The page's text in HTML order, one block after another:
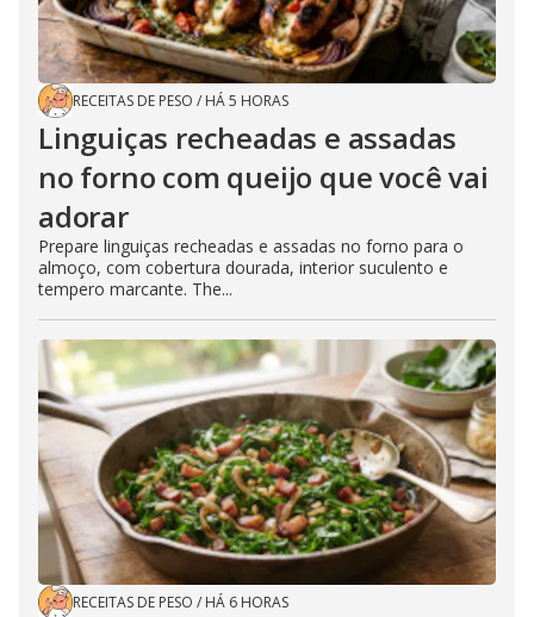
RECEITAS DE PESO / HÁ 5 HORAS
Linguiças recheadas e assadas
no forno com queijo que você vai
adorar
Prepare linguiças recheadas e assadas no forno para o
almoço, com cobertura dourada, interior suculento e
tempero marcante. The...
RECEITAS DE PESO / HÁ 6 HORAS